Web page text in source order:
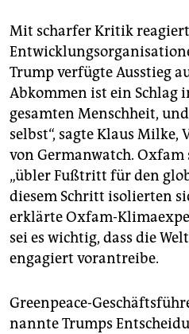
Mit scharfer Kritik
Trump verfügte Ausstieg
Abkommen ist ein Schlag
gesamten Menschheit,
selbst“, sagte Klaus
von Germanwatch. Oxfam
„übler Fußtritt für den
diesem Schritt isolierten
erklärte Oxfam-
sei es wichtig, dass die
engagiert vorantreibe.
Greenpeace-
nannte Trumps